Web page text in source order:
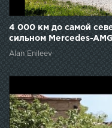
4 000 км до самой
сильном Mercedes-
Alan Enileev